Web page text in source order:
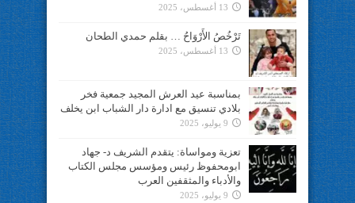
13 أغسطس، 2025
تَرْخُصُ الأَرْوَاحُ … بقلم حمدي الطحان
13 أغسطس، 2025
بمناسبة عيد العرش المجيد جمعية فخر
بلادي تنسيق مع ادارة دار الشباب ابن يخلف
9 يوليو، 2025
تعزية ومواساة: يتقدم الشريف د- جهاد
ابومحفوظ رئيس ومؤسس مجلس الكتاب
والأدباء والمثقفين العرب
9 يوليو، 2025